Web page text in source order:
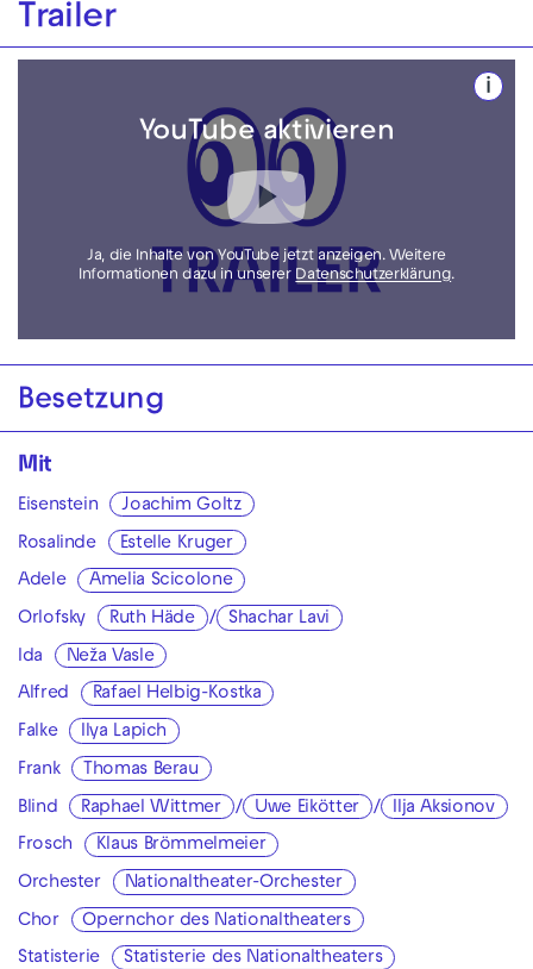
Trailer
YouTube aktivieren
i
Ja, die Inhalte von YouTube jetzt anzeigen. Weitere
Informationen dazu in unserer Datenschutzerklärung.
Besetzung
Mit
Eisenstein Joachim Goltz
Rosalinde Estelle Kruger
Adele Amelia Scicolone
Orlofsky Ruth Häde / Shachar Lavi
Ida Neža Vasle
Alfred Rafael Helbig-Kostka
Falke Ilya Lapich
Frank Thomas Berau
Blind Raphael Wittmer / Uwe Eikötter / Ilja Aksionov
Frosch Klaus Brömmelmeier
Orchester Nationaltheater-Orchester
Chor Opernchor des Nationaltheaters
Statisterie Statisterie des Nationaltheaters